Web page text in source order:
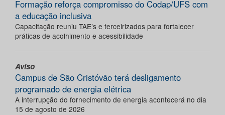
Formação reforça compromisso do Codap/UFS com
a educação inclusiva
Capacitação reuniu TAE’s e terceirizados para fortalecer
práticas de acolhimento e acessibilidade
Aviso
Campus de São Cristóvão terá desligamento
programado de energia elétrica
A interrupção do fornecimento de energia acontecerá no dia
15 de agosto de 2026